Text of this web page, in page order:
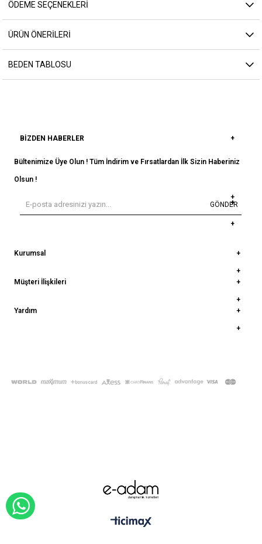
ÖDEME SEÇENEKLERI
ÜRÜN ÖNERILERI
BEDEN TABLOSU
BIZDEN HABERLER
Bültenimize Üye Olun ! Tüm İndirim ve Fırsatlardan İlk Sizin Haberiniz
Olsun !
GÖNDER
Kurumsal
Müşteri İlişkileri
Yardım